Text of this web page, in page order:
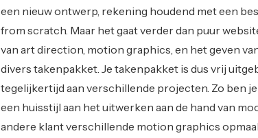
een nieuw ontwerp, rekening houdend met een
from scratch. Maar het gaat verder dan puur
van art direction, motion graphics, en het geven
divers takenpakket. Je takenpakket is dus vrij
tegelijkertijd aan verschillende projecten. Zo ben
een huisstijl aan het uitwerken aan de hand van
andere klant verschillende motion graphics